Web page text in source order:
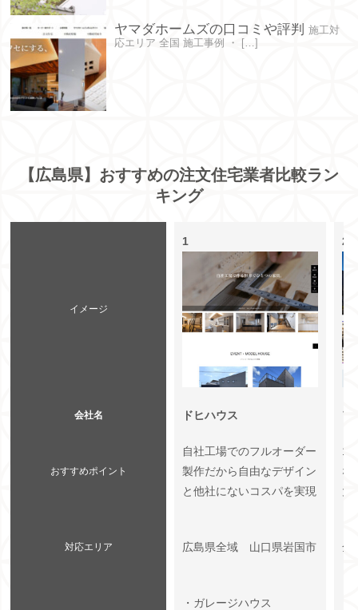
ヤマダホームズの口コミや評判
施工対
応エリア 全国 施工事例 ・ […]
【広島県】おすすめの注文住宅業者比較ラン
キング
イメージ
1 2
会社名 ドヒハウス ア
おすすめポイント
自社工場でのフルオーダー
製作だから自由なデザイン
と他社にないコスパを実現
な
大
対応エリア 広島県全域 山口県岩国市 全
・ガレージハウス